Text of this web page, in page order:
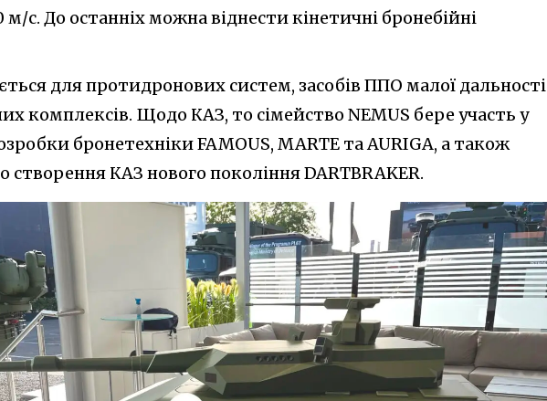
с. До останніх можна віднести кінетичні бронебійні
для протидронових систем, засобів ППО малої дальності
комплексів. Щодо КАЗ, то сімейство NEMUS бере участь у
бронетехніки FAMOUS, MARTE та AURIGA, а також
створення КАЗ нового покоління DARTBRAKER.